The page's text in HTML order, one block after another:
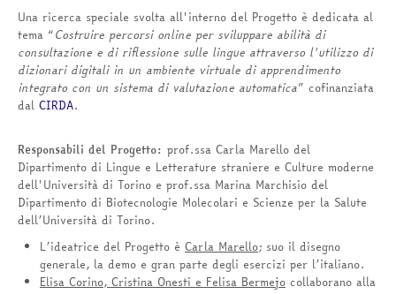
Una ricerca speciale svolta all'interno del Progetto è dedicata al
tema “Costruire percorsi online per sviluppare abilità di
consultazione e di riflessione sulle lingue attraverso l'utilizzo di
dizionari digitali in un ambiente virtuale di apprendimento
integrato con un sistema di valutazione automatica” cofinanziata
dal CIRDA.
Responsabili del Progetto: prof.ssa Carla Marello del
Dipartimento di Lingue e Letterature straniere e Culture moderne
dell'Università di Torino e prof.ssa Marina Marchisio del
Dipartimento di Biotecnologie Molecolari e Scienze per la Salute
dell’Università di Torino.
L’ideatrice del Progetto è Carla Marello; suo il disegno
generale, la demo e gran parte degli esercizi per l’italiano.
Elisa Corino, Cristina Onesti e Felisa Bermejo collaborano alla